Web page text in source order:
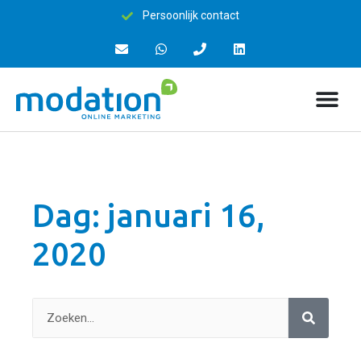
Persoonlijk contact
Dag: januari 16,
2020